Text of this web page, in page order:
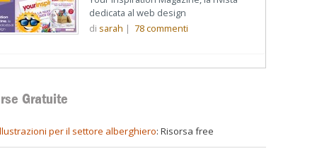
dedicata al web design
di sarah | 78commenti
Gratuite
per il settore alberghiero: Risorsa free